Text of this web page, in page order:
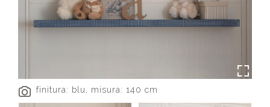
finitura: blu, misura: 140 cm